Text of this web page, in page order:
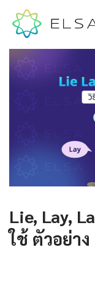
Lie, Lay,
ใช้ ตัวอย่า